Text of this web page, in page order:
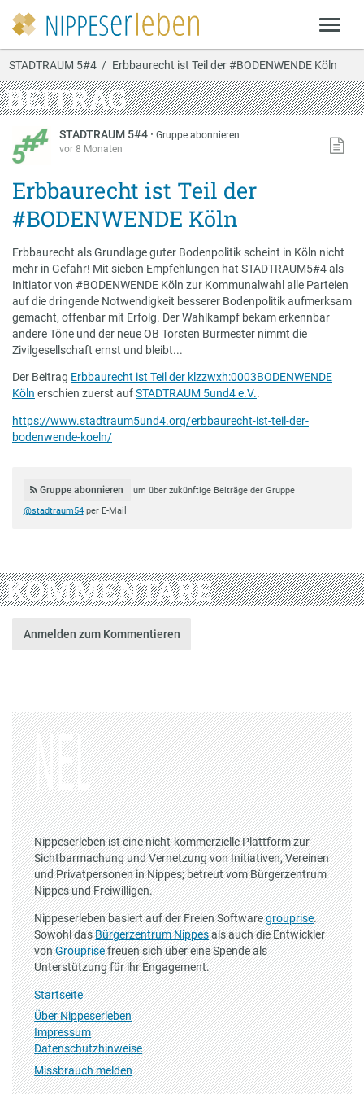
STADTRAUM 5#4 Erbbaurecht ist Teil der #BODENWENDE Köln
BEITRAG
STADTRAUM 5#4 ·Gruppe abonnieren
vor 8 Monaten
Erbbaurecht ist Teil der
#BODENWENDE Köln
Erbbaurecht als Grundlage guter Bodenpolitik scheint in Köln nicht
mehr in Gefahr! Mit sieben Empfehlungen hat STADTRAUM5#4 als
Initiator von #BODENWENDE Köln zur Kommunalwahl alle Parteien
auf die dringende Notwendigkeit besserer Bodenpolitik aufmerksam
gemacht, offenbar mit Erfolg. Der Wahlkampf bekam erkennbar
andere Töne und der neue OB Torsten Burmester nimmt die
Zivilgesellschaft ernst und bleibt...
Der Beitrag Erbbaurecht ist Teil der klzzwxh:0003BODENWENDE
Köln erschien zuerst aufSTADTRAUM 5und4 e.V..
https://www.stadtraum5und4.org/erbbaurecht-ist-teil-der-
bodenwende-koeln/
Gruppe abonnieren
um über zukünftige Beiträge der Gruppe
@stadtraum54per E-Mail
KOMMENTARE
Anmelden zum Kommentieren
Nippeserleben ist eine nicht-kommerzielle Plattform zur
Sichtbarmachung und Vernetzung von Initiativen, Vereinen
und Privatpersonen in Nippes; betreut vom Bürgerzentrum
Nippes und Freiwilligen.
Nippeserleben basiert auf der Freien Softwaregrouprise.
Sowohl dasBürgerzentrum Nippesals auch die Entwickler
vonGrouprisefreuen sich über eine Spende als
Unterstützung für ihr Engagement.
Startseite
Über Nippeserleben
Impressum
Datenschutzhinweise
Missbrauch melden